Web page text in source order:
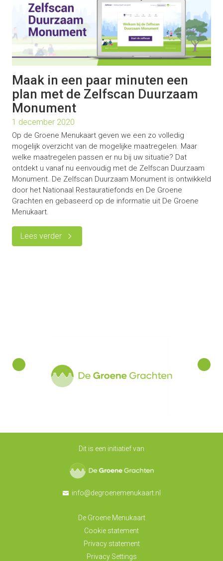
Maak in een paar minuten een
plan met de Zelfscan Duurzaam
Monument
1 december 2020
Op de Groene Menukaart geven we een zo volledig
mogelijk overzicht van de mogelijke maatregelen. Maar
welke maatregelen passen er nu bij uw situatie? Dat
ontdekt u vanaf nu eenvoudig met de Zelfscan Duurzaam
Monument. De Zelfscan Duurzaam Monument is ontwikkeld
door het Nationaal Restauratiefonds en De Groene
Grachten en gebaseerd op de informatie uit De Groene
Menukaart.
Lees verder
Dit is een initiatief van
info@degroenemenukaart.nl
De Groene Menukaart
Cookie statement
Privacy statement
Privacy Settings